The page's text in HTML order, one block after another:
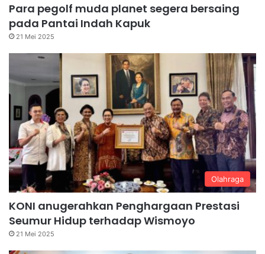
Para pegolf muda planet segera bersaing
pada Pantai Indah Kapuk
21 Mei 2025
Olahraga
KONI anugerahkan Penghargaan Prestasi
Seumur Hidup terhadap Wismoyo
21 Mei 2025